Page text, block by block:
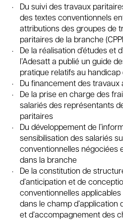
Du suivi des travaux
des textes conventionnels
attributions des groupes de
paritaires de la branche
De la réalisation d’études et
l’Adesatt a publié un guide
pratique relatifs au handicap
Du financement des travaux
De la prise en charge des
salariés des représentants
paritaires
Du développement de
sensibilisation des salariés
conventionnelles négociées
dans la branche
De la constitution de
d’anticipation et de
conventionnelles
dans le champ d’application
et d’accompagnement des